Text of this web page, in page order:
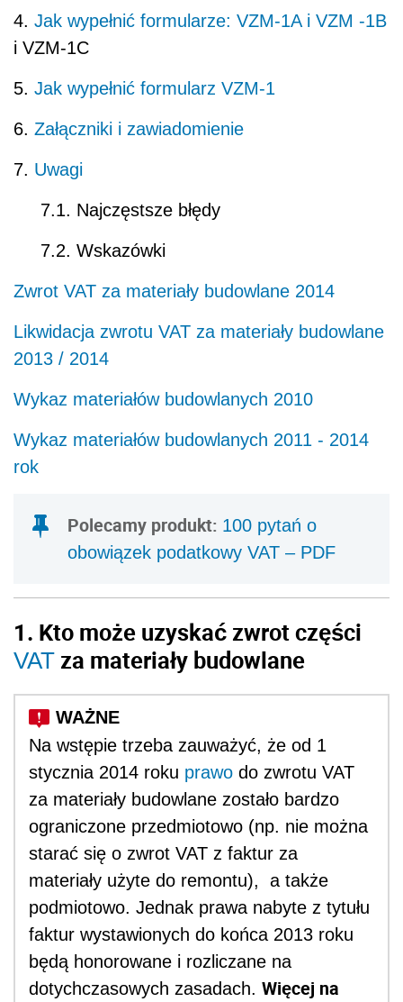
4. Jak wypełnić formularze: VZM-1A i VZM -1B
i VZM-1C
5. Jak wypełnić formularz VZM-1
6. Załączniki i zawiadomienie
7. Uwagi
7.1. Najczęstsze błędy
7.2. Wskazówki
Zwrot VAT za materiały budowlane 2014
Likwidacja zwrotu VAT za materiały budowlane
2013 / 2014
Wykaz materiałów budowlanych 2010
Wykaz materiałów budowlanych 2011 - 2014
rok
Polecamy produkt: 100 pytań o
obowiązek podatkowy VAT – PDF
1. Kto może uzyskać zwrot części
VAT za materiały budowlane
Na wstępie trzeba zauważyć, że od 1
stycznia 2014 roku prawo do zwrotu VAT
za materiały budowlane zostało bardzo
ograniczone przedmiotowo (np. nie można
starać się o zwrot VAT z faktur za
materiały użyte do remontu), a także
podmiotowo. Jednak prawa nabyte z tytułu
faktur wystawionych do końca 2013 roku
będą honorowane i rozliczane na
dotychczasowych zasadach. Więcej na